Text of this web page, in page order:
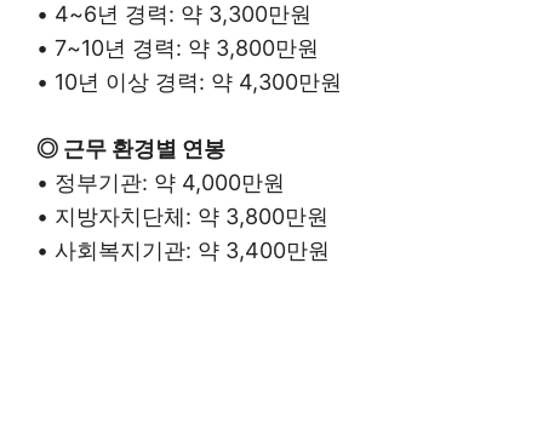
• 4~6년 경력: 약 3,300만원
• 7~10년 경력: 약 3,800만원
• 10년 이상 경력: 약 4,300만원
◎ 근무 환경별 연봉
• 정부기관: 약 4,000만원
• 지방자치단체: 약 3,800만원
• 사회복지기관: 약 3,400만원